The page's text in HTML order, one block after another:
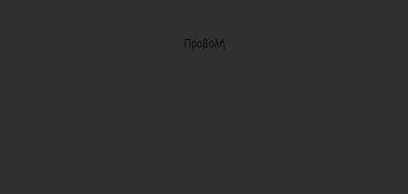
Προβολή